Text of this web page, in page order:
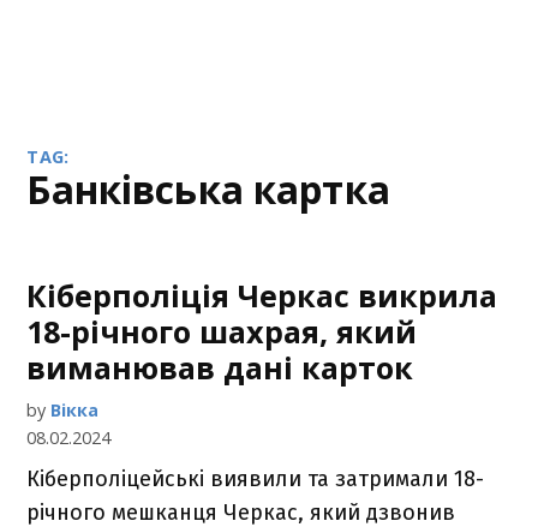
TAG:
банківська картка
Кіберполіція Черкас викрила
18-річного шахрая, який
виманював дані карток
by Вікка
08.02.2024
Кіберполіцейські виявили та затримали 18-
річного мешканця Черкас, який дзвонив